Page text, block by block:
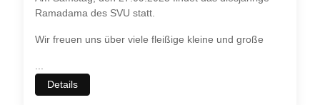
Ramadama des SVU statt.
Wir freuen uns über viele fleißige kleine und große
...
Details